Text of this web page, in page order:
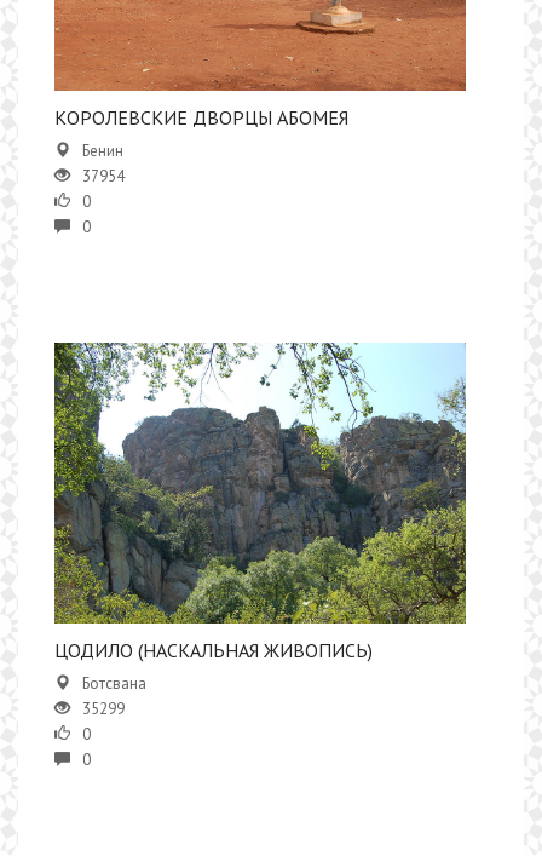
КОРОЛЕВСКИЕ ДВОРЦЫ АБОМЕЯ
Бенин
37954
0
0
ЦОДИЛО (НАСКАЛЬНАЯ ЖИВОПИСЬ)
Ботсвана
35299
0
0